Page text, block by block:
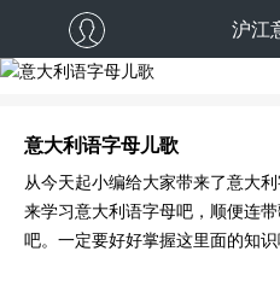
沪江
意大利
意大利语字母儿歌
从今天起小编给大家带来了意大
来学习意大利语字母吧，顺便连
吧。一定要好好掌握这里面的知